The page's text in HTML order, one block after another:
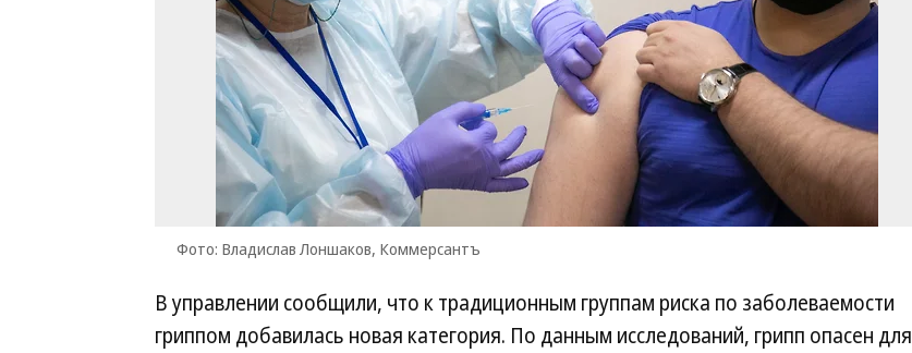
Фото: Владислав Лоншаков, Коммерсантъ
В управлении сообщили, что к традиционным группам риска по заболеваемости
гриппом добавилась новая категория. По данным исследований, грипп опасен для